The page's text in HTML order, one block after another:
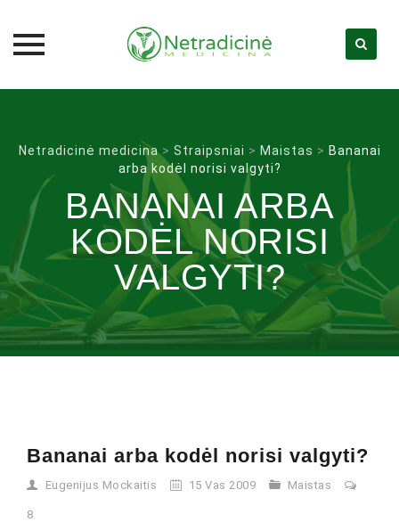
Netradicinė medicina> Straipsniai > Maistas > Bananai
arba kodėl norisi valgyti?
BANANAI ARBA
KODĖL NORISI
VALGYTI?
Bananai arba kodėl norisi valgyti?
Eugenijus Mockaitis 15 Vas 2009 Maistas
8